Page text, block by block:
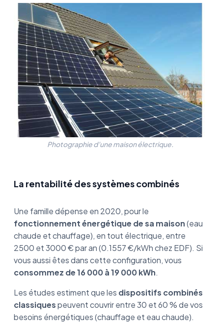
Photographie d’une maison électrique.
La rentabilité des systèmes combinés
Une famille dépense en 2020, pour le
fonctionnement énergétique de sa maison(eau
chaude et chauffage), en tout électrique, entre
2500 et 3000 € par an (0.1557 €/kWh chez EDF). Si
vous aussi êtes dans cette configuration, vous
consommez de 16 000 à 19 000 kWh.
Les études estiment que les dispositifs combinés
classiquespeuvent couvrir entre 30 et 60 % de vos
besoins énergétiques (chauffage et eau chaude).